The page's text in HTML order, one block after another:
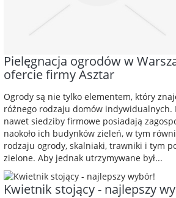
Pielęgnacja ogrodów w
ofercie firmy Asztar
Ogrody są nie tylko elementem, który
różnego rodzaju domów indywidualnych.
nawet siedziby firmowe posiadają
naokoło ich budynków zieleń, w tym
rodzaju ogrody, skalniaki, trawniki i tym
zielone. Aby jednak utrzymywane był...
Kwietnik stojący - najlepszy